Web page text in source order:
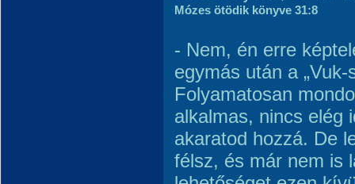
Mózes ötödik könyve 31:8
- Nem, én erre
egymás után a
Folyamatosan
alkalmas, nincs elég
akaratod hozzá. De
félsz, és már nem is